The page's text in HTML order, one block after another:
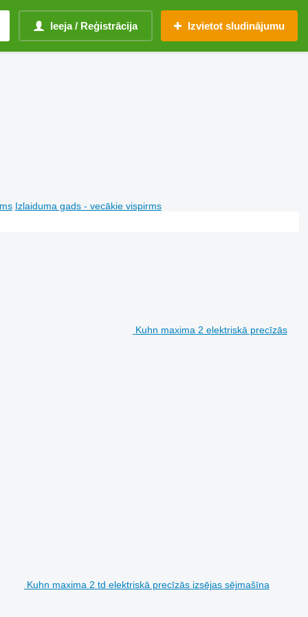
Ieeja / Reģistrācija Izvietot sludinājumu
Izlaiduma gads - vecākie vispirms
Kuhn maxima 2 elektriskā precīzās
Kuhn maxima 2 td elektriskā precīzās izsējas sējmašīna